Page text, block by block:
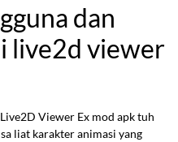
dan
live2d viewer
Viewer Ex mod apk tuh
liat karakter animasi yang